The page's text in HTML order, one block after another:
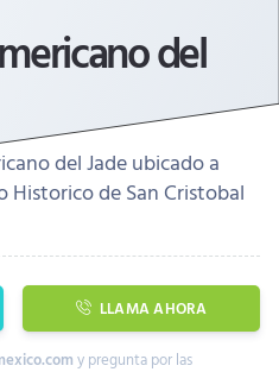
del
del Jade ubicado a
Historico de San Cristobal
LLAMA AHORA
y pregunta por las